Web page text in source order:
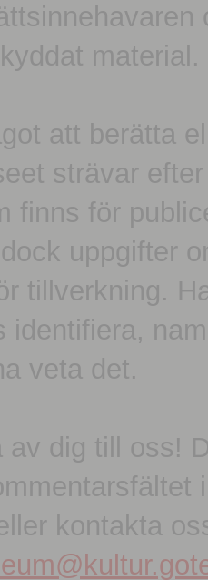
material.
att berätta
strävar
finns för
uppgifter
tillverkning.
identifiera,
veta det.
av dig till oss!
kontakta